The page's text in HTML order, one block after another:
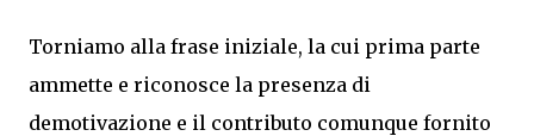
Torniamo alla frase iniziale, la cui prima parte
ammette e riconosce la presenza di
demotivazione e il contributo comunque fornito